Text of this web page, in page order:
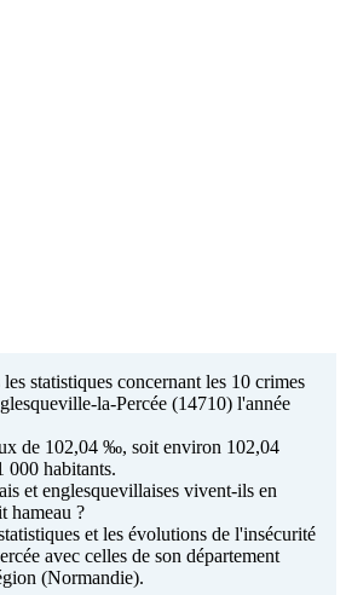
statistiques concernant les 10 crimes
la-Percée (14710) l'année
de 102,04 ‰, soit environ 102,04
000 habitants.
et englesquevillaises vivent-ils en
hameau ?
et les évolutions de l'insécurité
avec celles de son département
(Normandie).